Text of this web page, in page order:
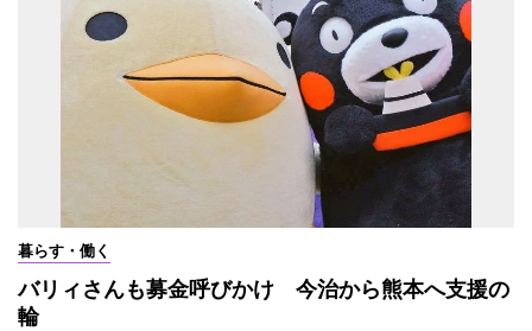
暮らす・働く
バリィさんも募金呼びかけ 今治から熊本へ支援の
輪